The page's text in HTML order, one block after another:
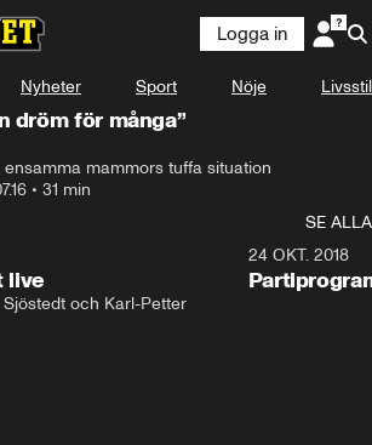
Logga in
Nyheter Sport Nöje Livsstil
dröm för många”
ensamma mammors tuffa situation
• 31 min
SE ALLA
live
och Karl-Petter
24 OKT. 2018